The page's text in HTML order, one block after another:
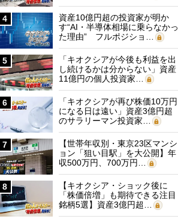
4
資産10億円超の投資家が明か
す“AI・半導体相場に乗らなかっ
た理由” フルポジショ…
5
「キオクシアが今後も利益を出
し続けるかは分からない」資産
11億円の個人投資家…
6
「キオクシアが再び株価10万円
になる日は遠い」資産3億円超
のサラリーマン投資家…
7
【世帯年収別・東京23区マンシ
ョン「狙い目駅」を大公開】年
収500万円、700万円…
8
【キオクシア・ショック後に
「株価倍増」も期待できる注目
銘柄5選】資産3億円超…